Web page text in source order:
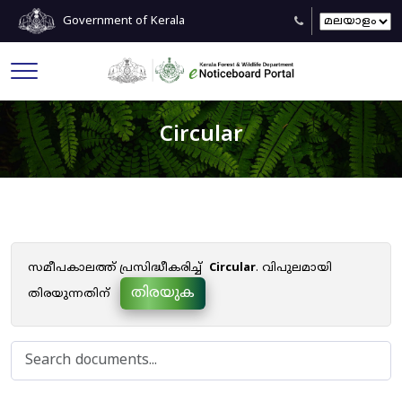
Government of Kerala
Circular
സമീപകാലത്ത് പ്രസിദ്ധീകരിച്ച് Circular. വിപുലമായി
തിരയുന്നതിന്
തിരയുക